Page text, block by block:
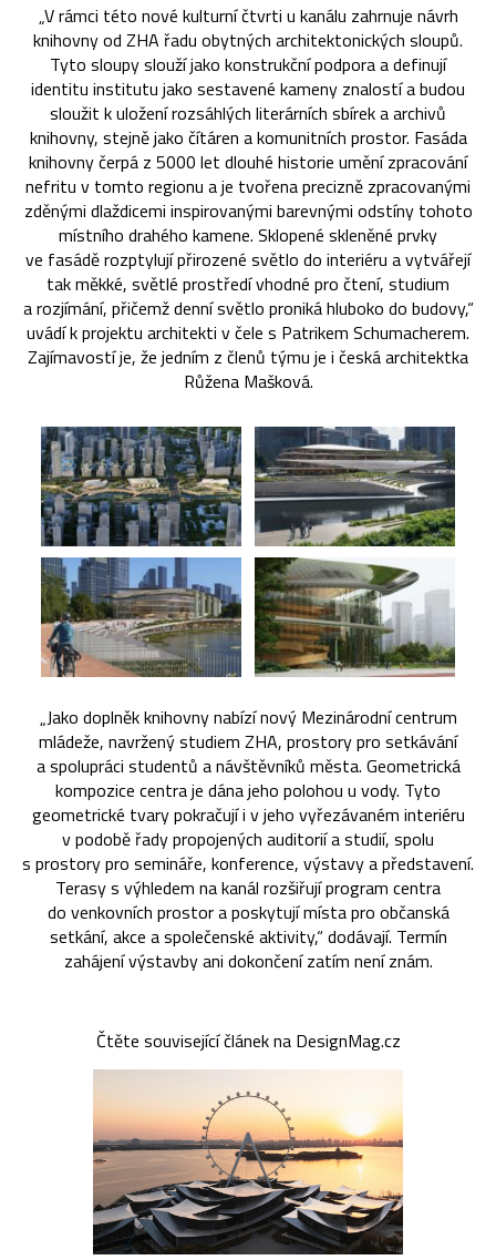
„V rámci této nové kulturní čtvrti u kanálu zahrnuje návrh
knihovny od ZHA řadu obytných architektonických sloupů.
Tyto sloupy slouží jako konstrukční podpora a definují
identitu institutu jako sestavené kameny znalostí a budou
sloužit k uložení rozsáhlých literárních sbírek a archivů
knihovny, stejně jako čítáren a komunitních prostor. Fasáda
knihovny čerpá z 5000 let dlouhé historie umění zpracování
nefritu v tomto regionu a je tvořena precizně zpracovanými
zděnými dlaždicemi inspirovanými barevnými odstíny tohoto
místního drahého kamene. Sklopené skleněné prvky
ve fasádě rozptylují přirozené světlo do interiéru a vytvářejí
tak měkké, světlé prostředí vhodné pro čtení, studium
a rozjímání, přičemž denní světlo proniká hluboko do budovy,“
uvádí k projektu architekti v čele s Patrikem Schumacherem.
Zajímavostí je, že jedním z členů týmu je i česká architektka
Růžena Mašková.
„Jako doplněk knihovny nabízí nový Mezinárodní centrum
mládeže, navržený studiem ZHA, prostory pro setkávání
a spolupráci studentů a návštěvníků města. Geometrická
kompozice centra je dána jeho polohou u vody. Tyto
geometrické tvary pokračují i v jeho vyřezávaném interiéru
v podobě řady propojených auditorií a studií, spolu
s prostory pro semináře, konference, výstavy a představení.
Terasy s výhledem na kanál rozšiřují program centra
do venkovních prostor a poskytují místa pro občanská
setkání, akce a společenské aktivity,“ dodávají. Termín
zahájení výstavby ani dokončení zatím není znám.
Čtěte související článek na DesignMag.cz